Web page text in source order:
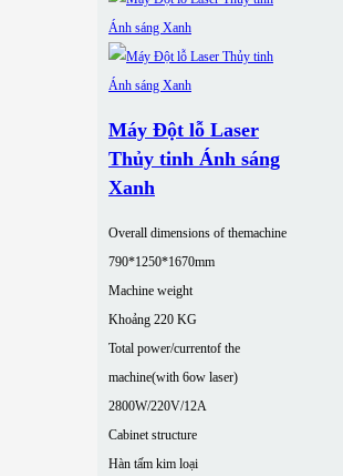
Máy Đột lỗ Laser
Thủy tinh Ánh sáng
Xanh
Overall dimensions of themachine
790*1250*1670mm
Machine weight
Khoảng 220 KG
Total power/currentof the
machine(with 6ow laser)
2800W/220V/12A
Cabinet structure
Hàn tấm kim loại